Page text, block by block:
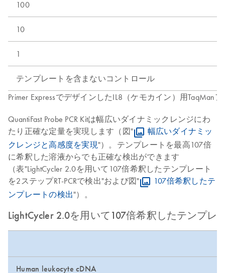
100
10
1
テンプレートを含まないコントロール
Primer ExpressでデザインしたIL8（ケモカイン）用TaqMan
QuantiFast Probe PCR Kitは幅広いダイナミックレンジにわ
たり正確な定量を実現します（図"
幅広いダイナミッ
クレンジと高感度を実現"）。テンプレートを最高107倍
に希釈した溶液からでも正確な検出ができます
（表"LightCycler 2.0を用いて107倍希釈したテンプレート
を2ステップRT-PCRで検出"および図"
107倍希釈したテ
ンプレートの検出"）。
LightCycler 2.0を用いて107倍希釈したテンプレ
Human leukocyte cDNA